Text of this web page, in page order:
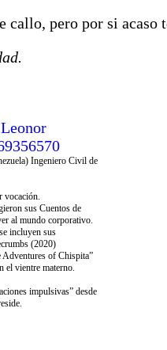
callo, pero por si acaso
Ingeniero Civil de
vocación.
sus Cuentos de
al mundo corporativo.
incluyen sus
(2020)
of Chispita”
el vientre materno.
impulsivas” desde